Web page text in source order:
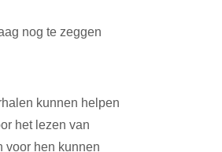
nog te zeggen
kunnen helpen
het lezen van
voor hen kunnen